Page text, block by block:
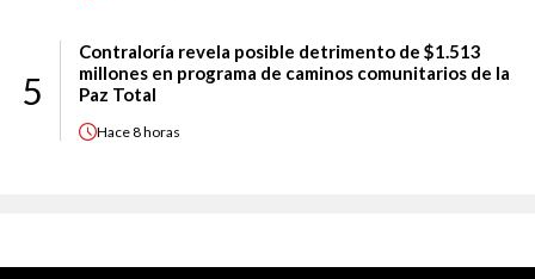
5
Contraloría revela posible detrimento de $1.513
millones en programa de caminos comunitarios de la
Paz Total
Hace8 horas